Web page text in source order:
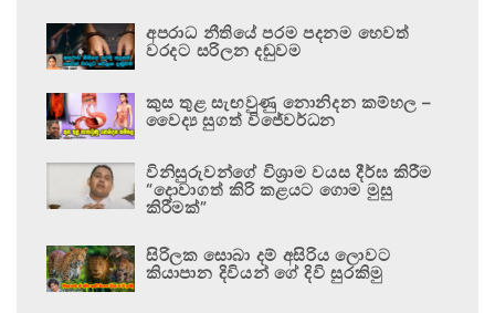
අපරාධ නීතියේ පරම පදනම හෙවත්
වරදට සරිලන දඬුවම
කුස තුළ සැඟවුණු නොනිදන කම්හල –
වෛද්‍ය සුගත් විජේවර්ධන
විනිසුරුවන්ගේ විශ්‍රාම වයස දීර්ඝ කිරීම
“දොවාගත් කිරි කළයට ගොම මුසු
කිරීමක්”
සිරිලක සොබා දම් අසිරිය ලොවට
කියාපාන දිවියන් ගේ දිවි සුරකිමු